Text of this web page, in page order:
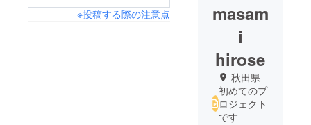
※投稿する際の注意点
masam
i
hirose
秋田県
初めてのプ
ロジェクト
です